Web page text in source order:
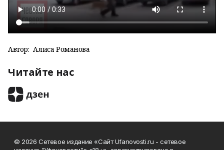
Автор: Алиса Романова
Читайте нас
© 2026 Сетевое издание «Сайт Ufanovosti.ru - сетевое